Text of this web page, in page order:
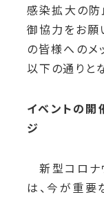
感染拡大の防
御協力をお願
の皆様へのメ
以下の通りと
イベントの開
ジ
新型コロナ
は、今が重要